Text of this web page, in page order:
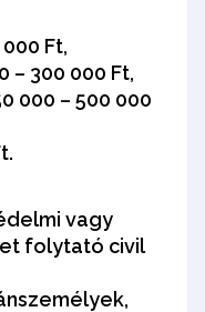
Ft,
– 300 000 Ft,
000 – 500 000
vagy
folytató civil